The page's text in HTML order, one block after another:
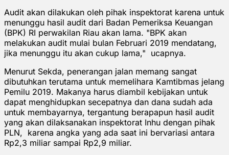
Audit akan dilakukan oleh pihak inspektorat karena untuk
menunggu hasil audit dari Badan Pemeriksa Keuangan
(BPK) RI perwakilan Riau akan lama. "BPK akan
melakukan audit mulai bulan Februari 2019 mendatang,
jika menunggu itu akan cukup lama," ucapnya.
Menurut Sekda, penerangan jalan memang sangat
dibutuhkan terutama untuk memelihara Kamtibmas jelang
Pemilu 2019. Makanya harus diambil kebijakan untuk
dapat menghidupkan secepatnya dan dana sudah ada
untuk membayarnya, tergantung berapapun hasil audit
yang akan dilaksanakan inspektorat Inhu dengan pihak
PLN, karena angka yang ada saat ini bervariasi antara
Rp2,3 miliar sampai Rp2,9 miliar.